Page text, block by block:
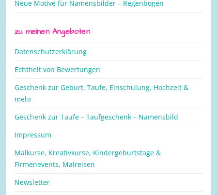
Neue Motive für Namensbilder – Regenbogen
zu meinen Angeboten
Datenschutzerklärung
Echtheit von Bewertungen
Geschenk zur Geburt, Taufe, Einschulung, Hochzeit &
mehr
Geschenk zur Taufe – Taufgeschenk – Namensbild
Impressum
Malkurse, Kreativkurse, Kindergeburtstage &
Firmenevents, Malreisen
Newsletter